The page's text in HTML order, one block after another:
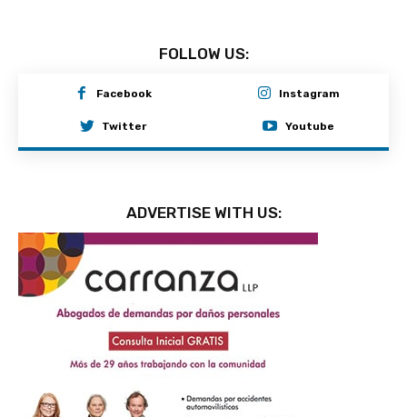
FOLLOW US:
Facebook Instagram
Twitter Youtube
ADVERTISE WITH US: